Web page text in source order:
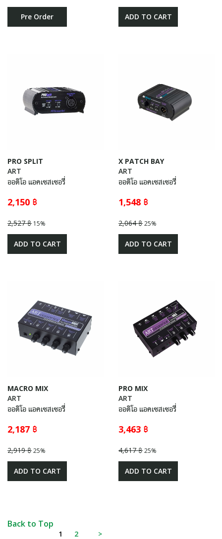
Pre Order ADD TO CART
PRO SPLIT
ART
ออดิโอ แอคเซสเซอรี่
2,150 ฿
2,527 ฿ 15%
ADD TO CART
X PATCH BAY
ART
ออดิโอ แอคเซสเซอรี่
1,548 ฿
2,064 ฿25%
ADD TO CART
MACRO MIX
ART
ออดิโอ แอคเซสเซอรี่
2,187 ฿
2,919 ฿25%
ADD TO CART
PRO MIX
ART
ออดิโอ แอคเซสเซอรี่
3,463 ฿
4,617 ฿25%
ADD TO CART
Back to Top
1 2 >